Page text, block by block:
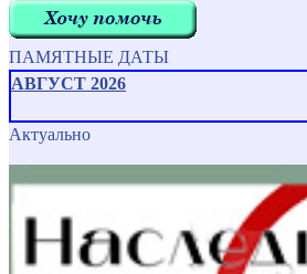
ПАМЯТНЫЕ ДАТЫ
АВГУСТ 2026
Актуально